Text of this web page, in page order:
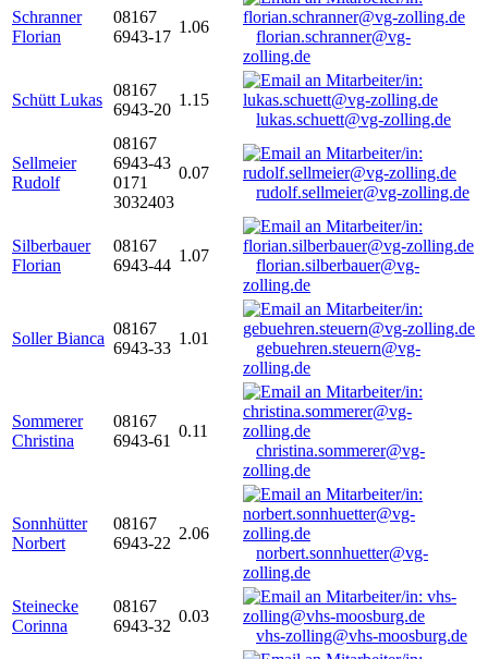
Schranner
Florian
08167
6943-17
1.06
florian.schranner@vg-
zolling.de
Schütt Lukas
08167
6943-20
1.15
lukas.schuett@vg-zolling.de
Sellmeier
Rudolf
08167
6943-43
0171
3032403
0.07
rudolf.sellmeier@vg-zolling.de
Silberbauer
Florian
08167
6943-44
1.07
florian.silberbauer@vg-
zolling.de
Soller Bianca
08167
6943-33
1.01
gebuehren.steuern@vg-
zolling.de
Sommerer
Christina
08167
6943-61
0.11
christina.sommerer@vg-
zolling.de
Sonnhütter
Norbert
08167
6943-22
2.06
norbert.sonnhuetter@vg-
zolling.de
Steinecke
Corinna
08167
6943-32
0.03
vhs-zolling@vhs-moosburg.de